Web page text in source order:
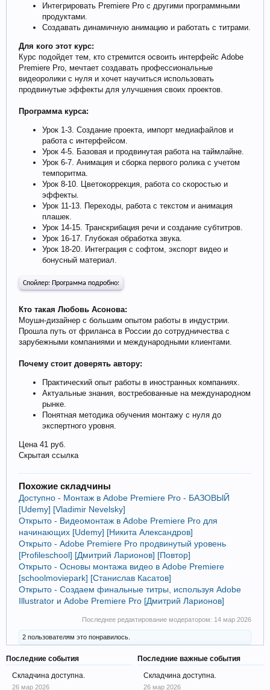
Интегрировать Premiere Pro с другими программными
продуктами.
Создавать динамичную анимацию и работать с титрами.
Для кого этот курс:
Курс подойдет тем, кто стремится освоить интерфейс Adobe
Premiere Pro, мечтает создавать профессиональные
видеоролики с нуля и хочет научиться использовать
продвинутые эффекты для улучшения своих проектов.
Программа курса:
Урок 1-3. Создание проекта, импорт медиафайлов и
работа с интерфейсом.
Урок 4-5. Базовая и продвинутая работа на таймлайне.
Урок 6-7. Анимация и сборка первого ролика с учетом
темпоритма.
Урок 8-10. Цветокоррекция, работа со скоростью и
эффекты.
Урок 11-13. Переходы, работа с текстом и анимация
плашек.
Урок 14-15. Транскрибация речи и создание субтитров.
Урок 16-17. Глубокая обработка звука.
Урок 18-20. Интеграция с софтом, экспорт видео и
бонусный материал.
Спойлер: Программа подробно:
Кто такая Любовь Асонова:
Моушн-дизайнер с большим опытом работы в индустрии.
Прошла путь от фриланса в России до сотрудничества с
зарубежными компаниями и международными клиентами.
Почему стоит доверять автору:
Практический опыт работы в иностранных компаниях.
Актуальные знания, востребованные на международном
рынке.
Понятная методика обучения монтажу с нуля до
экспертного уровня.
Цена 41 руб.
Скрытая ссылка
Похожие складчины
Доступно - Монтаж в Adobe Premiere Pro - БАЗОВЫЙ
[Udemy] [Vladimir Nevelsky]
Открыто - Видеомонтаж в Adobe Premiere Pro для
начинающих [Udemy] [Никита Александров]
Открыто - Adobe Premiere Pro продвинутый уровень
[Profileschool] [Дмитрий Ларионов] [Повтор]
Открыто - Основы монтажа видео в Adobe Premiere
[schoolmoviepark] [Станислав Касатов]
Открыто - Создаем финальные титры, используя Adobe
Illustrator и Adobe Premiere Pro [Дмитрий Ларионов]
Последнее редактирование модератором: 14 мар 2026
2 пользователям это понравилось.
Последние события
Складчина доступна.
26 мар 2026
Последние важные события
Складчина доступна.
26 мар 2026